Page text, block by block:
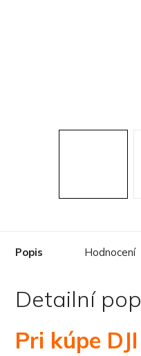
Popis Hodnocení
Detailní
Pri kúpe